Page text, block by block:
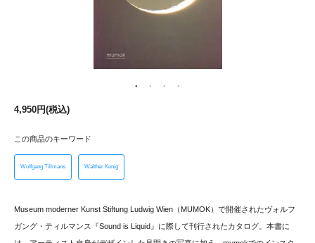
4,950円(税込)
この商品のキーワード
Wolfgang Tillmans Walther Konig
Museum moderner Kunst Stiftung Ludwig Wien（MUMOK）で開催されたヴォルフ
ガング・ティルマンス『Sound is Liquid』に際して刊行されたカタログ。本書に